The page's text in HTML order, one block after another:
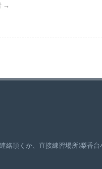
→
頂くか、直接練習場所(梨香